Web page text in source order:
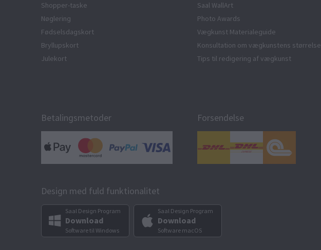
Shopper-taske
Nøglering
Fødselsdagskort
Bryllupskort
Julekort
Saal WallArt
Photo Awards
Vægkunst Materialeguide
Konsultation om vægkunstens størrelse
Tips til redigering af vægkunst
Betalingsmetoder Forsendelse
Design med fuld funktionalitet
Saal Design Program
Download
Software til Windows
Saal Design Program
Download
Software macOS